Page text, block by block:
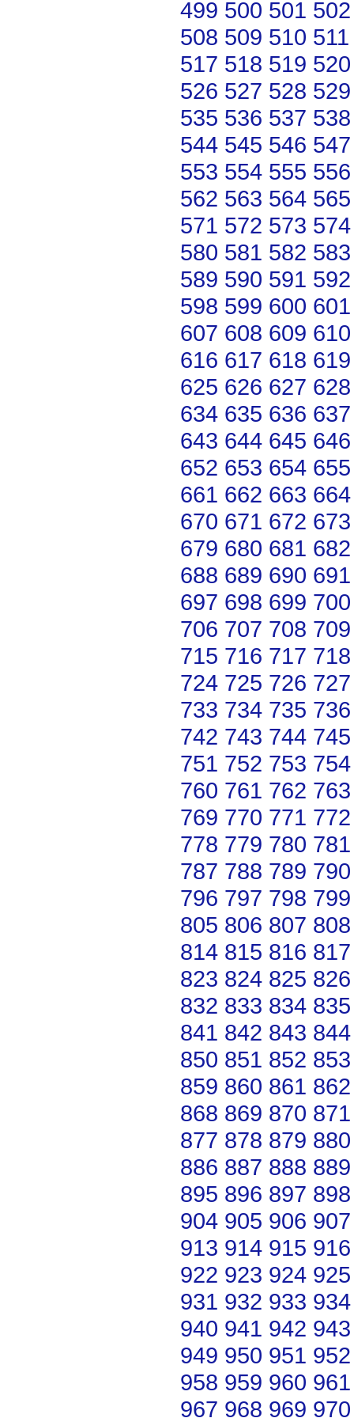
499 500 501 502
508 509 510 511
517 518 519 520
526 527 528 529
535 536 537 538
544 545 546 547
553 554 555 556
562 563 564 565
571 572 573 574
580 581 582 583
589 590 591 592
598 599 600 601
607 608 609 610
616 617 618 619
625 626 627 628
634 635 636 637
643 644 645 646
652 653 654 655
661 662 663 664
670 671 672 673
679 680 681 682
688 689 690 691
697 698 699 700
706 707 708 709
715 716 717 718
724 725 726 727
733 734 735 736
742 743 744 745
751 752 753 754
760 761 762 763
769 770 771 772
778 779 780 781
787 788 789 790
796 797 798 799
805 806 807 808
814 815 816 817
823 824 825 826
832 833 834 835
841 842 843 844
850 851 852 853
859 860 861 862
868 869 870 871
877 878 879 880
886 887 888 889
895 896 897 898
904 905 906 907
913 914 915 916
922 923 924 925
931 932 933 934
940 941 942 943
949 950 951 952
958 959 960 961
967 968 969 970